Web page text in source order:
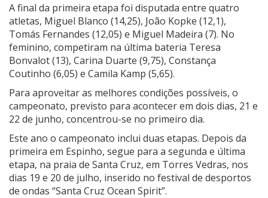
A final da primeira etapa foi disputada entre quatro
atletas, Miguel Blanco (14,25), João Kopke (12,1),
Tomás Fernandes (12,05) e Miguel Madeira (7). No
feminino, competiram na última bateria Teresa
Bonvalot (13), Carina Duarte (9,75), Constança
Coutinho (6,05) e Camila Kamp (5,65).
Para aproveitar as melhores condições possíveis, o
campeonato, previsto para acontecer em dois dias, 21 e
22 de junho, concentrou-se no primeiro dia.
Este ano o campeonato inclui duas etapas. Depois da
primeira em Espinho, segue para a segunda e última
etapa, na praia de Santa Cruz, em Torres Vedras, nos
dias 19 e 20 de julho, inserido no festival de desportos
de ondas “Santa Cruz Ocean Spirit”.